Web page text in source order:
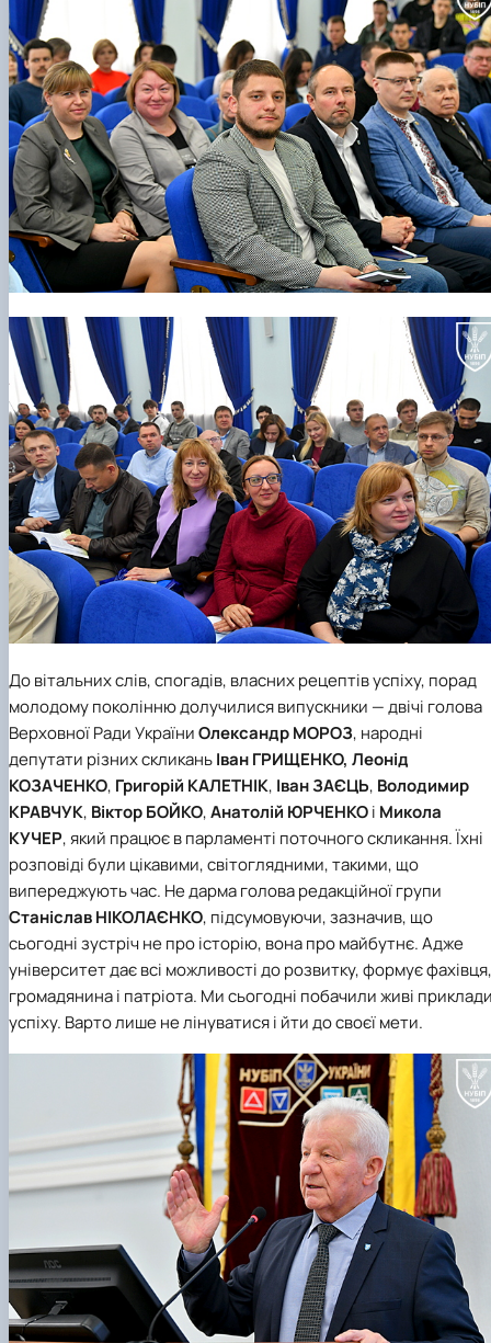
До вітальних слів, спогадів, власних рецептів успіху, порад
молодому поколінню долучилися випускники — двічі голова
Верховної Ради УкраїниОлександр МОРОЗ, народні
депутати різних скликаньІван ГРИЩЕНКО, Леонід
КОЗАЧЕНКО, Григорій КАЛЕТНІК, Іван ЗАЄЦЬ, Володимир
КРАВЧУК, Віктор БОЙКО,Анатолій ЮРЧЕНКОі Микола
КУЧЕР, який працює в парламенті поточного скликання. Їхні
розповіді були цікавими, світоглядними, такими, що
випереджують час. Не дарма голова редакційної групи
Станіслав НІКОЛАЄНКО, підсумовуючи, зазначив, що
сьогодні зустріч не про історію, вона про майбутнє. Адже
університет дає всі можливості до розвитку, формує фахівця,
громадянина і патріота. Ми сьогодні побачили живі
успіху. Варто лише не лінуватися і йти до своєї мети.